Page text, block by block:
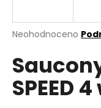
Průměrné
produktu
je
0,0
z
Neohodnoceno
SPEED
j
t
?